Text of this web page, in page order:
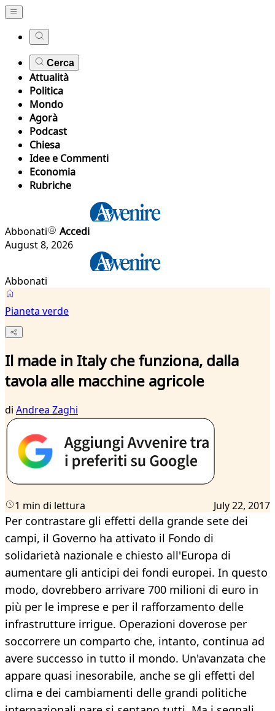
Cerca
Attualità
Politica
Mondo
Agorà
Podcast
Chiesa
Idee e Commenti
Economia
Rubriche
Abbonati
Accedi
August 8, 2026
Abbonati
Pianeta verde
Il made in Italy che funziona, dalla
tavola alle macchine agricole
di Andrea Zaghi
1 min di lettura July 22, 2017
Per contrastare gli effetti della grande sete dei
campi, il Governo ha attivato il Fondo di
solidarietà nazionale e chiesto all'Europa di
aumentare gli anticipi dei fondi europei. In questo
modo, dovrebbero arrivare 700 milioni di euro in
più per le imprese e per il rafforzamento delle
infrastrutture irrigue. Operazioni doverose per
soccorrere un comparto che, intanto, continua ad
avere successo in tutto il mondo. Un'avanzata che
appare quasi inesorabile, anche se gli effetti del
clima e dei cambiamenti delle grandi politiche